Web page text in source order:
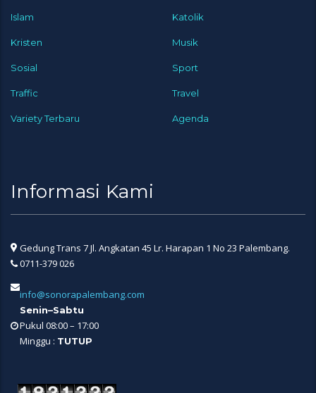
Islam Katolik
Kristen Musik
Sosial Sport
Traffic Travel
Variety Terbaru Agenda
Informasi Kami
Gedung Trans 7 Jl. Angkatan 45 Lr. Harapan 1 No 23 Palembang.
0711-379 026
info@sonorapalembang.com
Senin–Sabtu
Pukul 08:00 – 17:00
Minggu : TUTUP